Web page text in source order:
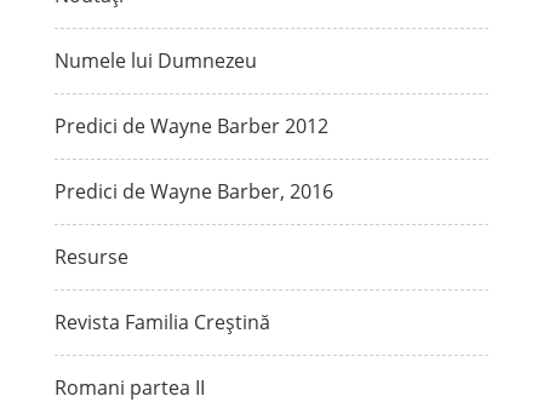
Numele lui Dumnezeu
Predici de Wayne Barber 2012
Predici de Wayne Barber, 2016
Resurse
Revista Familia Creștină
Romani partea II